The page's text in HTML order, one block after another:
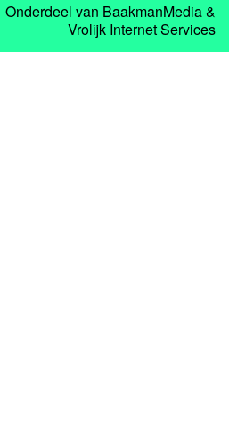
van BaakmanMedia&
Vrolijk Internet Services